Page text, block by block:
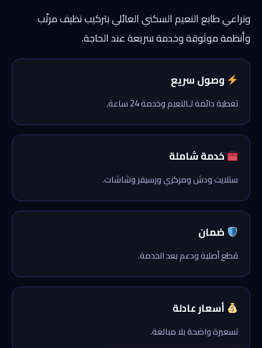
ونراعي طابع النعيم السكني العائلي بتركيب نظيف مرتّب
وأنظمة موثوقة وخدمة سريعة عند الحاجة.
وصول سريع
تغطية دائمة لـالنعيم وخدمة 24 ساعة.
خدمة شاملة
ستلايت ودش ومركزي ورسيفر وشاشات.
ضمان
قطع أصلية ودعم بعد الخدمة.
أسعار عادلة
تسعيرة واضحة بلا مبالغة.